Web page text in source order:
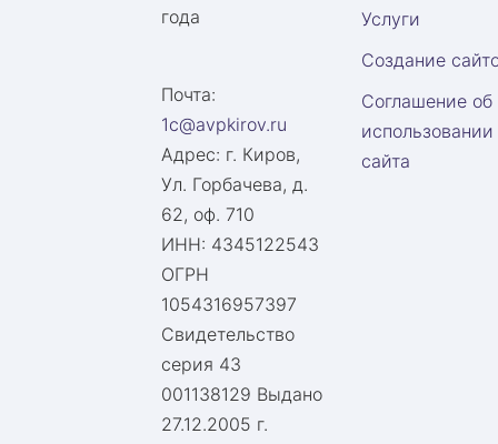
года
Почта:
1c@avpkirov.ru
Адрес: г. Киров,
Ул. Горбачева, д.
62, оф. 710
ИНН: 4345122543
ОГРН
1054316957397
Свидетельство
серия 43
001138129 Выдано
27.12.2005 г.
Услуги
Создание
Соглашение об
использовании
сайта